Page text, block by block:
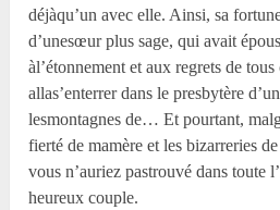
déjàqu’un avec elle. Ainsi, sa
d’unesœur plus sage, qui avait
àl’étonnement et aux regrets de
allas’enterrer dans le presbytère
lesmontagnes de… Et pourtant,
fierté de mamère et les bizarreries
vous n’auriez pastrouvé dans toute
heureux couple.